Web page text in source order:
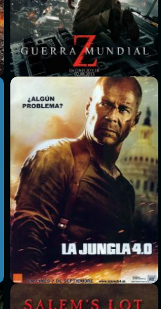
>
>